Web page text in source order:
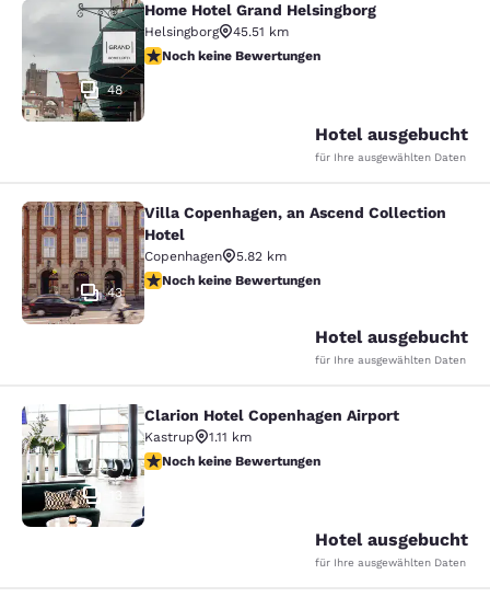
Home Hotel Grand Helsingborg
48
Home Hotel Grand Helsingborg
Helsingborg
45.51 km
Noch keine Bewertungen
Noch keine Bewertungen
Hotel ausgebucht
für Ihre ausgewählten Daten
Villa Copenhagen, an Ascend
43
Villa Copenhagen, an Ascend Collection
Hotel
Copenhagen
5.82 km
Noch keine Bewertungen
Noch keine Bewertungen
Hotel ausgebucht
für Ihre ausgewählten Daten
Clarion Hotel Copenhagen Airport
13
Clarion Hotel Copenhagen Airport
Kastrup
1.11 km
Noch keine Bewertungen
Noch keine Bewertungen
Hotel ausgebucht
für Ihre ausgewählten Daten